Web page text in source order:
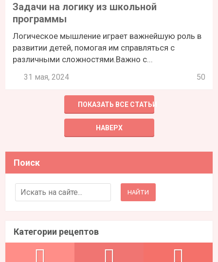
Задачи на логику из школьной
программы
Логическое мышление играет важнейшую роль в
развитии детей, помогая им справляться с
различными сложностями.Важно с...
31 мая, 2024 50
ПОКАЗАТЬ ВСЕ СТАТЬИ
НАВЕРХ
Поиск
Search for:
Категории рецептов